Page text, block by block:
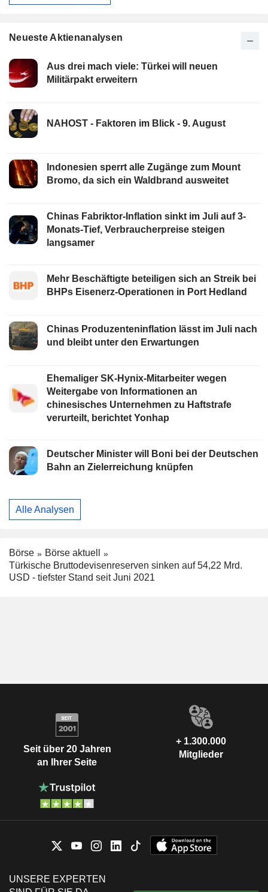
Neueste Aktienanalysen
Aus drei mach viele: Türkei will neuen
Militärpakt erweitern
NAHOST - Faktoren im Blick - 9. August
Indonesien sperrt alle Zugänge zum Mount
Bromo, da sich ein Waldbrand ausweitet
Chinas Fabriktor-Inflation sinkt im Juli auf 3-
Monats-Tief, Verbraucherpreise steigen
langsamer
Mehr Beschäftigte beteiligen sich an Streik bei
BHPs Eisenerz-Operationen in Port Hedland
Chinas Produzenteninflation lässt im Juli nach
und bleibt unter den Erwartungen
Ehemaliger SK-Hynix-Mitarbeiter wegen
Weitergabe von Informationen an
chinesisches Unternehmen zu Haftstrafe
verurteilt, berichtet Yonhap
Deutscher Minister will Boni bei der Deutschen
Bahn an Zielerreichung knüpfen
Alle Analysen
Börse
Börse aktuell
Türkische Bruttodevisenreserven sinken auf 54,22 Mrd.
USD - tiefster Stand seit Juni 2021
Seit über 20 Jahren
an Ihrer Seite
+ 1.300.000
Mitglieder
UNSERE EXPERTEN